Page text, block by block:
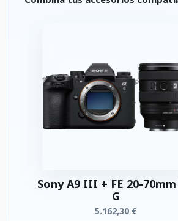
Sony A9 III + FE 20-
G
5.162,30 €